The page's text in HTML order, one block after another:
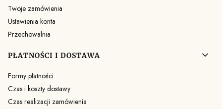
Twoje zamówienia
Ustawienia konta
Przechowalnia
PŁATNOŚCI I DOSTAWA
Formy płatności
Czas i koszty dostawy
Czas realizacji zamówienia